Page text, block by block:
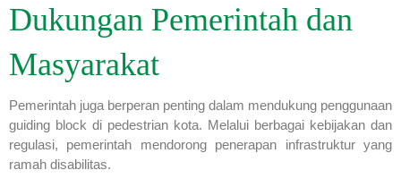
Dukungan Pemerintah dan
Masyarakat
Pemerintah juga berperan penting dalam mendukung penggunaan
guiding block di pedestrian kota. Melalui berbagai kebijakan dan
regulasi, pemerintah mendorong penerapan infrastruktur yang
ramah disabilitas.